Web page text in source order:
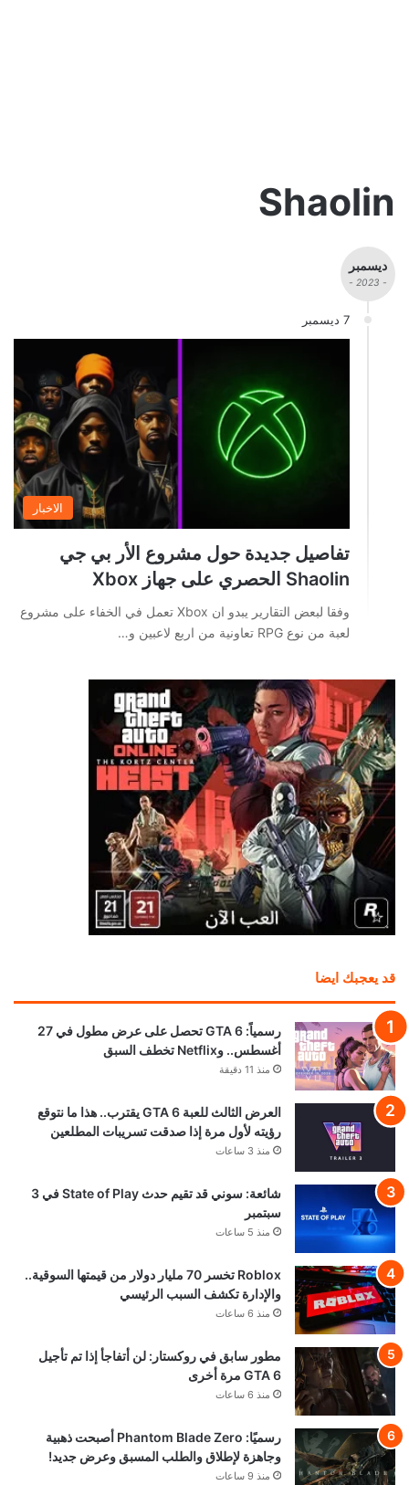
Shaolin
ديسمبر
- 2023 -
7 ديسمبر
الاخبار
تفاصيل جديدة حول مشروع الأر بي جي
Shaolin الحصري على جهاز Xbox
وفقا لبعض التقارير يبدو ان Xbox تعمل في الخفاء على مشروع
لعبة من نوع RPG تعاونية من اربع لاعبين و…
قد يعجبك ايضا
رسمياً: GTA 6 تحصل على عرض مطول في 27
أغسطس.. وNetflix تخطف السبق
منذ 11 دقيقة
العرض الثالث للعبة GTA 6 يقترب.. هذا ما نتوقع
رؤيته لأول مرة إذا صدقت تسريبات المطلعين
منذ 3 ساعات
شائعة: سوني قد تقيم حدث State of Play في 3
سبتمبر
منذ 5 ساعات
Roblox تخسر 70 مليار دولار من قيمتها السوقية..
والإدارة تكشف السبب الرئيسي
منذ 6 ساعات
مطور سابق في روكستار: لن أتفاجأ إذا تم تأجيل
GTA 6 مرة أخرى
منذ 6 ساعات
رسميًا: Phantom Blade Zero أصبحت ذهبية
وجاهزة لإطلاق والطلب المسبق وعرض جديد!
منذ 9 ساعات